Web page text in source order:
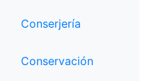
Conserjería
Conservación